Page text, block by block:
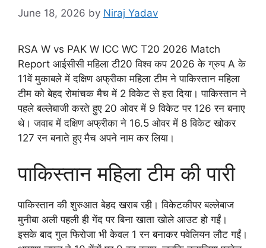
June 18, 2026 by Niraj Yadav
RSA W vs PAK W ICC WC T20 2026 Match
Report आईसीसी महिला टी20 विश्व कप 2026 के ग्रुप A के
11वें मुकाबले में दक्षिण अफ्रीका महिला टीम ने पाकिस्तान महिला
टीम को बेहद रोमांचक मैच में 2 विकेट से हरा दिया। पाकिस्तान ने
पहले बल्लेबाजी करते हुए 20 ओवर में 9 विकेट पर 126 रन बनाए
थे। जवाब में दक्षिण अफ्रीका ने 16.5 ओवर में 8 विकेट खोकर
127 रन बनाते हुए मैच अपने नाम कर लिया।
पाकिस्तान महिला टीम की पारी
पाकिस्तान की शुरुआत बेहद खराब रही। विकेटकीपर बल्लेबाज
मुनीबा अली पहली ही गेंद पर बिना खाता खोले आउट हो गईं।
इसके बाद गुल फिरोजा भी केवल 1 रन बनाकर पवेलियन लौट गईं।